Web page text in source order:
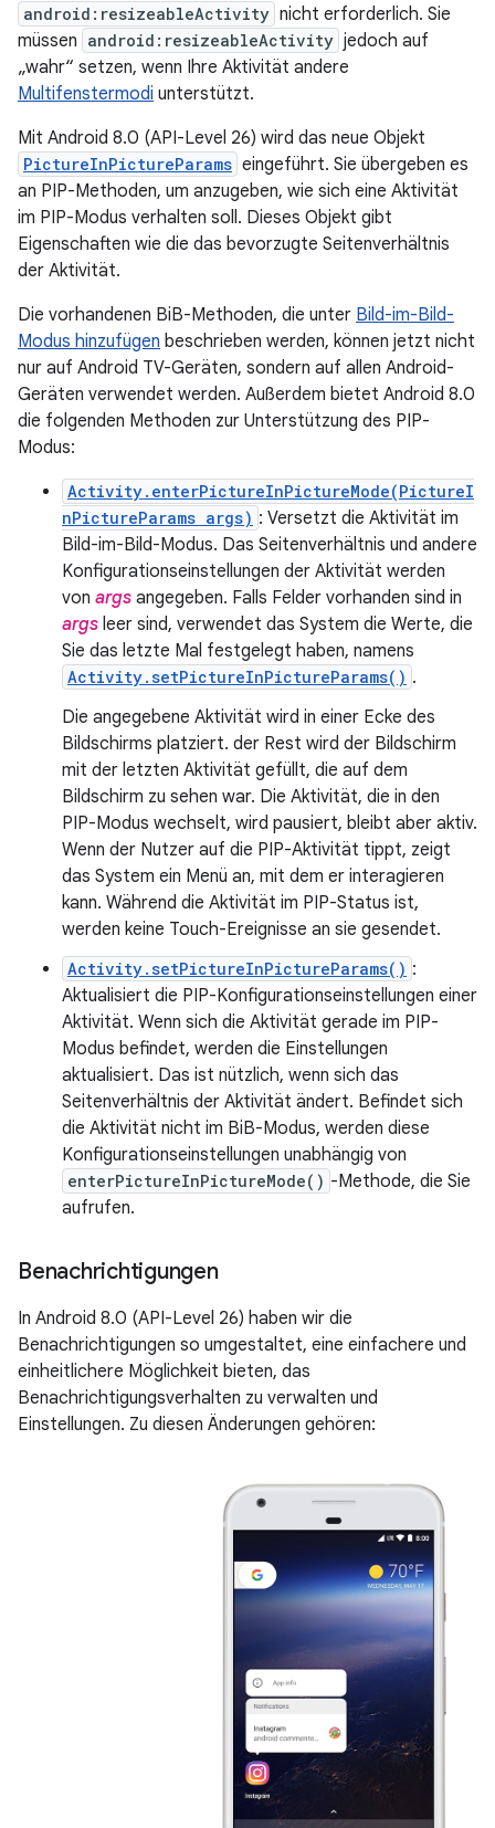
android:resizeableActivity nicht erforderlich. Sie
müssen android:resizeableActivity jedoch auf
„wahr“ setzen, wenn Ihre Aktivität andere
Multifenstermodi unterstützt.
Mit Android 8.0 (API-Level 26) wird das neue Objekt
PictureInPictureParams eingeführt. Sie übergeben es
an PIP-Methoden, um anzugeben, wie sich eine Aktivität
im PIP-Modus verhalten soll. Dieses Objekt gibt
Eigenschaften wie die das bevorzugte Seitenverhältnis
der Aktivität.
Die vorhandenen BiB-Methoden, die unter Bild-im-Bild-
Modus hinzufügen beschrieben werden, können jetzt nicht
nur auf Android TV-Geräten, sondern auf allen Android-
Geräten verwendet werden. Außerdem bietet Android 8.0
die folgenden Methoden zur Unterstützung des PIP-
Modus:
Activity.enterPictureInPictureMode(PictureI
nPictureParams args) : Versetzt die Aktivität im
Bild-im-Bild-Modus. Das Seitenverhältnis und andere
Konfigurationseinstellungen der Aktivität werden
von args angegeben. Falls Felder vorhanden sind in
args leer sind, verwendet das System die Werte, die
Sie das letzte Mal festgelegt haben, namens
Activity.setPictureInPictureParams() .
Die angegebene Aktivität wird in einer Ecke des
Bildschirms platziert. der Rest wird der Bildschirm
mit der letzten Aktivität gefüllt, die auf dem
Bildschirm zu sehen war. Die Aktivität, die in den
PIP-Modus wechselt, wird pausiert, bleibt aber aktiv.
Wenn der Nutzer auf die PIP-Aktivität tippt, zeigt
das System ein Menü an, mit dem er interagieren
kann. Während die Aktivität im PIP-Status ist,
werden keine Touch-Ereignisse an sie gesendet.
Activity.setPictureInPictureParams() :
Aktualisiert die PIP-Konfigurationseinstellungen einer
Aktivität. Wenn sich die Aktivität gerade im PIP-
Modus befindet, werden die Einstellungen
aktualisiert. Das ist nützlich, wenn sich das
Seitenverhältnis der Aktivität ändert. Befindet sich
die Aktivität nicht im BiB-Modus, werden diese
Konfigurationseinstellungen unabhängig von
enterPictureInPictureMode() -Methode, die Sie
aufrufen.
Benachrichtigungen
In Android 8.0 (API-Level 26) haben wir die
Benachrichtigungen so umgestaltet, eine einfachere und
einheitlichere Möglichkeit bieten, das
Benachrichtigungsverhalten zu verwalten und
Einstellungen. Zu diesen Änderungen gehören: